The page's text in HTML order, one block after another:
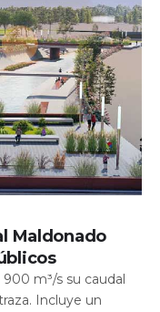
Maldonado
m³/s su caudal
Incluye un